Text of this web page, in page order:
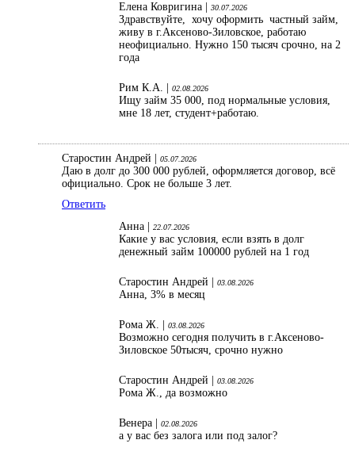
Елена Ковригина |
30.07.2026
Здравствуйте, хочу оформить частный займ,
живу в г.Аксеново-Зиловское, работаю
неофициально. Нужно 150 тысяч срочно, на 2
года
Рим К.А. | 02.08.2026
Ищу займ 35 000, под нормальные условия,
мне 18 лет, студент+работаю.
Старостин Андрей | 05.07.2026
Даю в долг до 300 000 рублей, оформляется договор, всё
официально. Срок не больше 3 лет.
Ответить
Анна |
22.07.2026
Какие у вас условия, если взять в долг
денежный займ 100000 рублей на 1 год
Старостин Андрей | 03.08.2026
Анна, 3% в месяц
Рома Ж. | 03.08.2026
Возможно сегодня получить в г.Аксеново-
Зиловское 50тысяч, срочно нужно
Старостин Андрей | 03.08.2026
Рома Ж., да возможно
Венера | 02.08.2026
а у вас без залога или под залог?